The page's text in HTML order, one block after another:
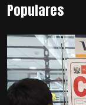
Populares